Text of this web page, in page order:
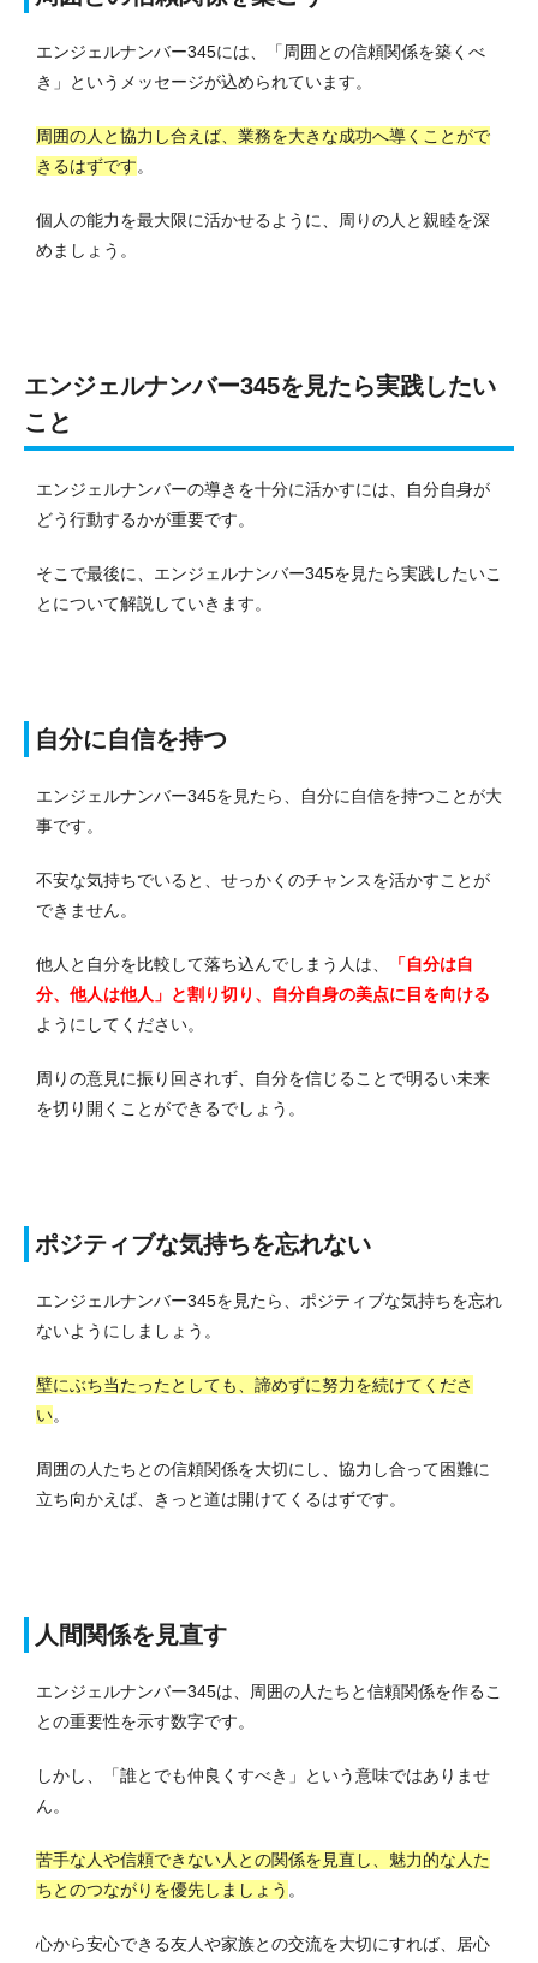
エンジェルナンバー345には、「周囲との信頼関係を築くべ
き」というメッセージが込められています。
周囲の人と協力し合えば、業務を大きな成功へ導くことがで
きるはずです。
個人の能力を最大限に活かせるように、周りの人と親睦を深
めましょう。
エンジェルナンバー345を見たら実践したい
こと
エンジェルナンバーの導きを十分に活かすには、自分自身が
どう行動するかが重要です。
そこで最後に、エンジェルナンバー345を見たら実践したいこ
とについて解説していきます。
自分に自信を持つ
エンジェルナンバー345を見たら、自分に自信を持つことが大
事です。
不安な気持ちでいると、せっかくのチャンスを活かすことが
できません。
他人と自分を比較して落ち込んでしまう人は、
「自分は自
分、他人は他人」と割り切り、自分自身の美点に目を向ける
ようにしてください。
周りの意見に振り回されず、自分を信じることで明るい未来
を切り開くことができるでしょう。
ポジティブな気持ちを忘れない
エンジェルナンバー345を見たら、ポジティブな気持ちを忘れ
ないようにしましょう。
壁にぶち当たったとしても、諦めずに努力を続けてくださ
い。
周囲の人たちとの信頼関係を大切にし、協力し合って困難に
立ち向かえば、きっと道は開けてくるはずです。
人間関係を見直す
エンジェルナンバー345は、周囲の人たちと信頼関係を作るこ
との重要性を示す数字です。
しかし、「誰とでも仲良くすべき」という意味ではありませ
ん。
苦手な人や信頼できない人との関係を見直し、魅力的な人た
ちとのつながりを優先しましょう 。
心から安心できる友人や家族との交流を大切にすれば、居心